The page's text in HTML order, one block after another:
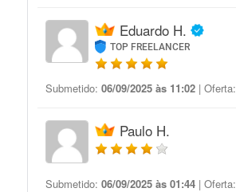
Eduardo H.
TOP FREELANCER
Submetido: 06/09/2025 às 11:02 | Oferta:
Paulo H.
Submetido: 06/09/2025 às 01:44 | Oferta: